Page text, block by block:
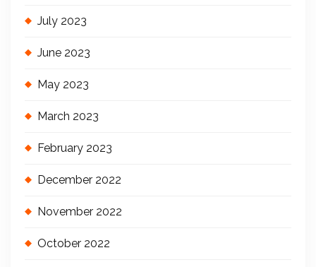
July 2023
June 2023
May 2023
March 2023
February 2023
December 2022
November 2022
October 2022